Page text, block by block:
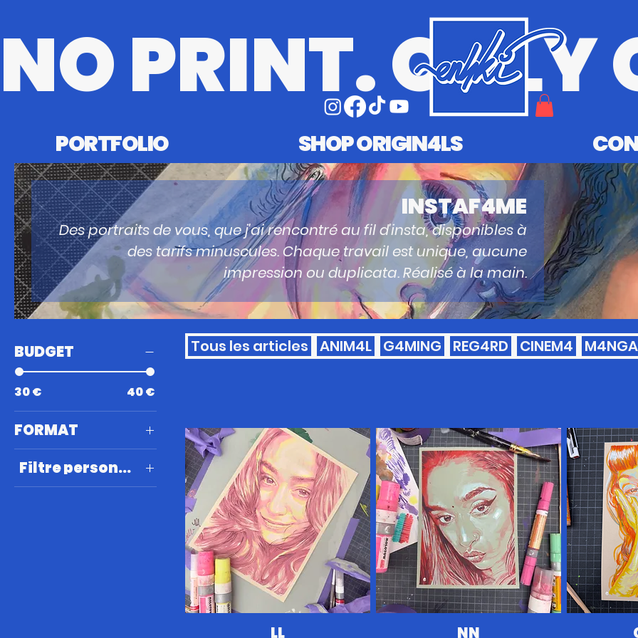
NO PRINT. ONLY
PORTFOLIO SHOP ORIGIN4LS
INSTAF4ME
Des portraits de vous, que j'ai rencontré au fil d'insta, disponibles à
des tarifs minuscules. Chaque travail est unique, aucune
impression ou duplicata. Réalisé à la main.
BUDGET
30 € 40 €
FORMAT
Petits Formats
Filtre personnalisé
2024
Tous les articles ANIM4L G4MING REG4RD CINEM4 M4NGA
LL
NN